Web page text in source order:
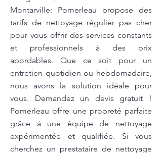
Montarville: Pomerleau propose des
tarifs de nettoyage régulier pas cher
pour vous offrir des services constants
et professionnels à des prix
abordables. Que ce soit pour un
entretien quotidien ou hebdomadaire,
nous avons la solution idéale pour
vous. Demandez un devis gratuit !
Pomerleau offre une propreté parfaite
grâce à une équipe de nettoyage
expérimentée et qualifiée. Si vous
cherchez un prestataire de nettoyage